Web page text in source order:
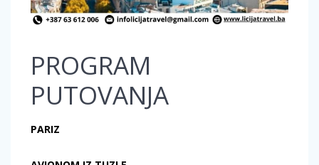
PROGRAM
PUTOVANJA
PARIZ